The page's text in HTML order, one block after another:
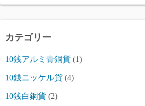
カテゴリー
10銭アルミ青銅貨 (1)
10銭ニッケル貨 (4)
10銭白銅貨 (2)